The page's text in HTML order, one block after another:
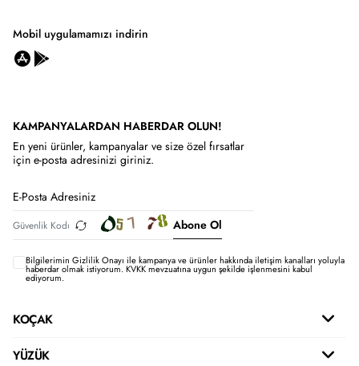
Mobil uygulamamızı indirin
KAMPANYALARDAN HABERDAR OLUN!
En yeni ürünler, kampanyalar ve size özel fırsatlar
için e-posta adresinizi giriniz.
Abone Ol
Bilgilerimin Gizlilik Onayı ile kampanya ve ürünler hakkında iletişim kanalları yoluyla
haberdar olmak istiyorum.KVKK mevzuatına uygun şekilde işlenmesini kabul
ediyorum.
KOÇAK
YÜZÜK